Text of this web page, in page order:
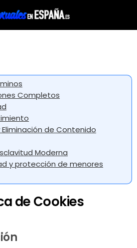
Completos
de Contenido
Moderna
y protección de menores
de Cookies